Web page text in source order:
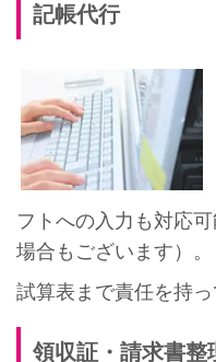
記帳代行
フトへの入力も対応
場合もございます）。
試算表まで責任を持っ
領収証・請求書整